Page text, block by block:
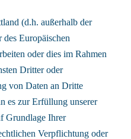
(d.h. außerhalb der
Europäischen
oder dies im Rahmen
Dritter oder
von Daten an Dritte
es zur Erfüllung unserer
Grundlage Ihrer
Verpflichtung oder